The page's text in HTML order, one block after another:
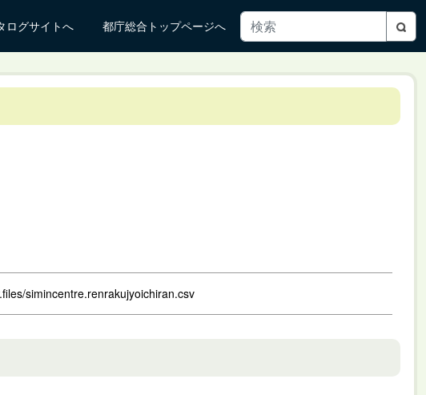
ログサイトへ 都庁総合トップページへ
simincentre.renrakujyoichiran.csv